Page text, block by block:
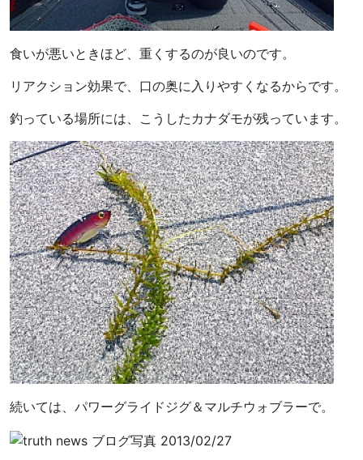
食いが悪いときほど、重くするのが良いのです。
リアクション効果で、口の奥に入りやすくなるからです。
釣っている場所には、こうしたカナダモが残っています。
続いては、パワーグライドジグ＆マルチウォブラーで。